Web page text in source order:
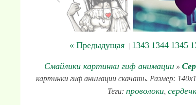
« Предыдущая| 1343 1344 1345
Смайлики картинки гиф анимации»
картинки гиф анимации скачать. Размер:
Теги: проволоки,